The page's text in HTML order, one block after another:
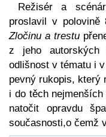
Režisér a
proslavil v polovině
Zločinu a trestu
z jeho autorských
odlišnost v tématu i
pevný rukopis, který
i do těch
natočit opravdu
současnosti,o čemž